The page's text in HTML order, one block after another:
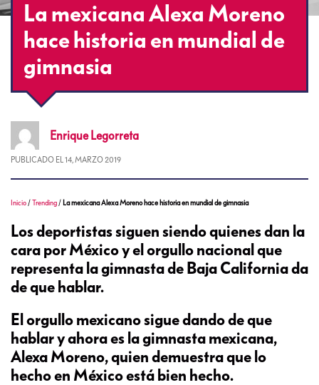
La mexicana Alexa Moreno
hace historia en mundial de
gimnasia
Enrique Legorreta
PUBLICADO EL 14, MARZO 2019
Inicio /Trending / La mexicana Alexa Moreno hace historia en mundial de gimnasia
Los deportistas siguen siendo quienes dan la
cara por México y el orgullo nacional que
representa la gimnasta de Baja California da
de que hablar.
El orgullo mexicano sigue dando de que
hablar y ahora es la gimnasta mexicana,
Alexa Moreno, quien demuestra que lo
hecho en México está bien hecho.